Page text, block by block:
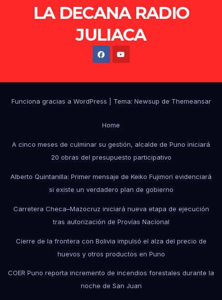
LA DECANA RADIO
JULIACA
Funciona gracias a WordPress Tema: Newsup de Themeansar
Home
A cinco meses de culminar su gestión, alcalde de Puno iniciará
20 obras del presupuesto participativo
Alberto Quintanilla: Primer mensaje de Keiko Fujimori evidenciará
si existe un verdadero plan de gobierno
Carretera Checa–Mazocruz iniciará nueva etapa de ejecución
tras autorización de Provías Nacional
Cierre de la frontera con Bolivia impulsó el alza del precio de
huevos y otros productos en Puno
COER Puno reporta incremento de incendios forestales durante la
noche de San Juan